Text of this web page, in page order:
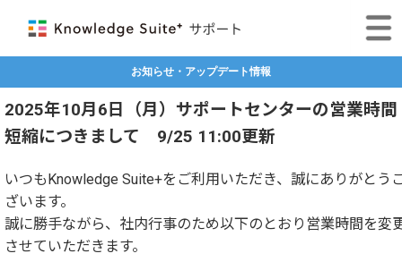
お知らせ・アップデート情報
2025年10月6日（月）サポートセンターの営業時間
短縮につきまして 9/25 11:00更新
いつもKnowledge Suite+をご利用いただき、誠にありがとう
ざいます。
誠に勝手ながら、社内行事のため以下のとおり営業時間を変
させていただきます。